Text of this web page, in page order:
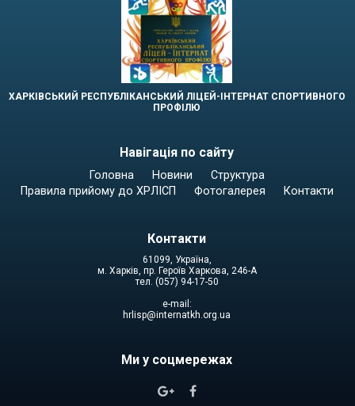
ХАРКІВСЬКИЙ РЕСПУБЛІКАНСЬКИЙ ЛІЦЕЙ-ІНТЕРНАТ СПОРТИВНОГО
ПРОФІЛЮ
Навігація по сайту
Головна Новини
Структура
Правила прийому до ХРЛІСП
Фотогалерея Контакти
Контакти
61099, Україна,
м. Харків, пр. Героїв Харкова, 246-А
тел. (057) 94-17-50
e-mail:
hrlisp@internatkh.org.ua
Ми у соцмережах
 